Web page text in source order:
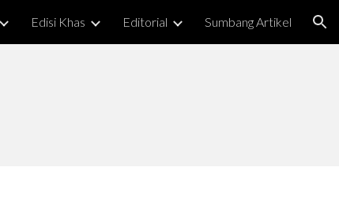
Edisi Khas Editorial Sumbang Artikel